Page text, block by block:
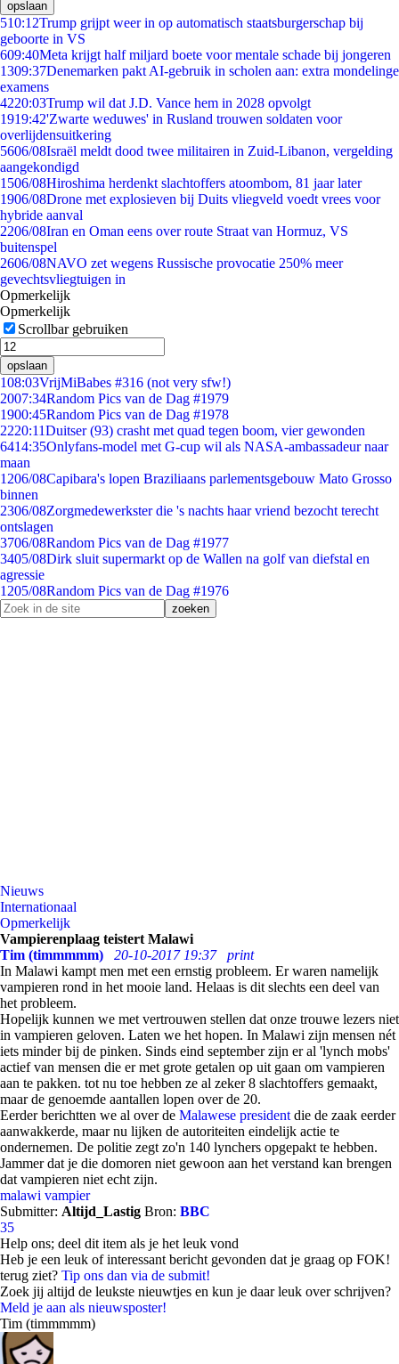
opslaan
510:12Trump grijpt weer in op automatisch staatsburgerschap bij
geboorte in VS
609:40Meta krijgt half miljard boete voor mentale schade bij jongeren
1309:37Denemarken pakt AI-gebruik in scholen aan: extra mondelinge
examens
4220:03Trump wil dat J.D. Vance hem in 2028 opvolgt
1919:42'Zwarte weduwes' in Rusland trouwen soldaten voor
overlijdensuitkering
5606/08Israël meldt dood twee militairen in Zuid-Libanon, vergelding
aangekondigd
1506/08Hiroshima herdenkt slachtoffers atoombom, 81 jaar later
1906/08Drone met explosieven bij Duits vliegveld voedt vrees voor
hybride aanval
2206/08Iran en Oman eens over route Straat van Hormuz, VS
buitenspel
2606/08NAVO zet wegens Russische provocatie 250% meer
gevechtsvliegtuigen in
Opmerkelijk
Opmerkelijk
Scrollbar gebruiken
opslaan
108:03VrijMiBabes #316 (not very sfw!)
2007:34Random Pics van de Dag #1979
1900:45Random Pics van de Dag #1978
2220:11Duitser (93) crasht met quad tegen boom, vier gewonden
6414:35Onlyfans-model met G-cup wil als NASA-ambassadeur naar
maan
1206/08Capibara's lopen Braziliaans parlementsgebouw Mato Grosso
binnen
2306/08Zorgmedewerkster die 's nachts haar vriend bezocht terecht
ontslagen
3706/08Random Pics van de Dag #1977
3405/08Dirk sluit supermarkt op de Wallen na golf van diefstal en
agressie
1205/08Random Pics van de Dag #1976
Nieuws
Internationaal
Opmerkelijk
Vampierenplaag teistert Malawi
Tim (timmmmm)
20-10-2017 19:37
print
In Malawi kampt men met een ernstig probleem. Er waren namelijk
vampieren rond in het mooie land. Helaas is dit slechts een deel van
het probleem.
Hopelijk kunnen we met vertrouwen stellen dat onze trouwe lezers niet
in vampieren geloven. Laten we het hopen. In Malawi zijn mensen nét
iets minder bij de pinken. Sinds eind september zijn er al 'lynch mobs'
actief van mensen die er met grote getalen op uit gaan om vampieren
aan te pakken. tot nu toe hebben ze al zeker 8 slachtoffers gemaakt,
maar de genoemde aantallen lopen over de 20.
Eerder berichtten we al over de Malawese president die de zaak eerder
aanwakkerde, maar nu lijken de autoriteiten eindelijk actie te
ondernemen. De politie zegt zo'n 140 lynchers opgepakt te hebben.
Jammer dat je die domoren niet gewoon aan het verstand kan brengen
dat vampieren niet echt zijn.
malawi vampier
Submitter: Altijd_Lastig Bron: BBC
35
Help ons; deel dit item als je het leuk vond
Heb je een leuk of interessant bericht gevonden dat je graag op FOK!
terug ziet? Tip ons dan via de submit!
Zoek jij altijd de leukste nieuwtjes en kun je daar leuk over schrijven?
Meld je aan als nieuwsposter!
Tim (timmmmm)